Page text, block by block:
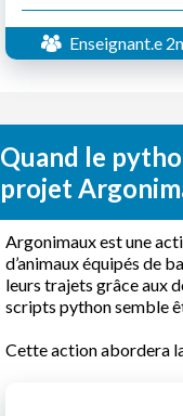
Enseignant.e
Quand le
projet
Argonimaux est une
d’animaux équipés de
leurs trajets grâce aux
scripts python semble
Cette action abordera